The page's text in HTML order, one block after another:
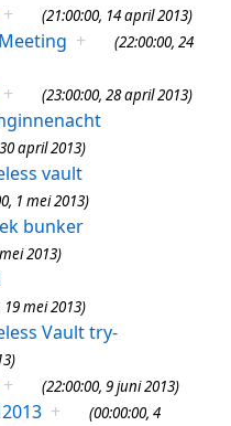
+ (21:00:00, 14 april 2013)
+
(22:00:00, 24
+ (23:00:00, 28 april 2013)
april 2013)
vault
1 mei 2013)
bunker
2013)
19 mei 2013)
Vault try-
+ (22:00:00, 9 juni 2013)
+
(00:00:00, 4